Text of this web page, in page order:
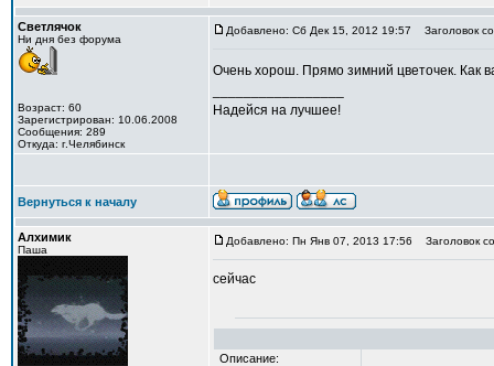
Светлячок
Ни дня без форума
Возраст: 60
Зарегистрирован: 10.06.2008
Сообщения: 289
Откуда: г.Челябинск
Добавлено: Сб Дек 15, 2012 19:57 Заголовок
Очень хорош. Прямо зимний цветочек. Как
Надейся на лучшее!
Вернуться к началу
Алхимик
Паша
Добавлено: Пн Янв 07, 2013 17:56 Заголовок
сейчас
Описание: